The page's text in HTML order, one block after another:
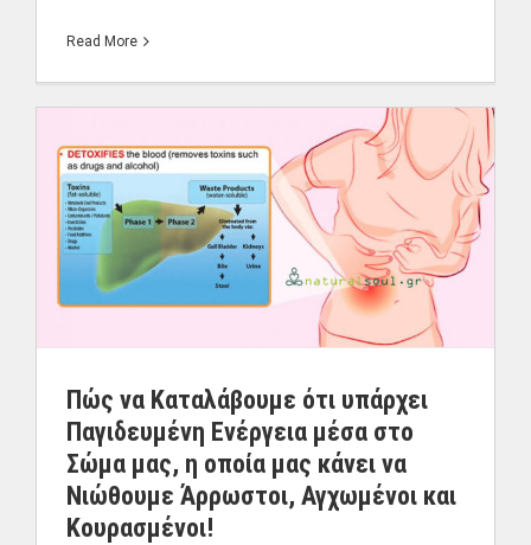
Read More
Πώς να Καταλάβουμε ότι υπάρχει
Παγιδευμένη Ενέργεια μέσα στο
Σώμα μας, η οποία μας κάνει να
Νιώθουμε Άρρωστοι, Αγχωμένοι και
Κουρασμένοι!